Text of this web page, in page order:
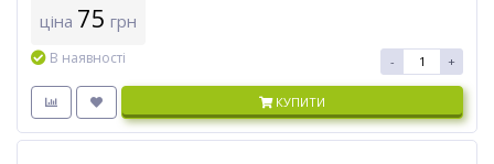
ціна 75 грн
В наявності - +
КУПИТИ